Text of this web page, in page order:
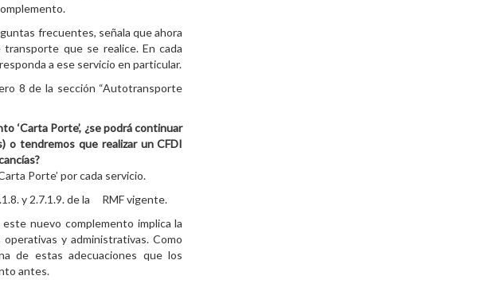
frecuentes, señala que ahora
que se realice. En cada
a ese servicio en particular.
8 de la sección “Autotransporte
‘Carta Porte’, ¿se podrá continuar
o tendremos que realizar un CFDI
Porte’ por cada servicio.
y 2.7.1.9. de la RMF vigente.
nuevo complemento implica la
y administrativas. Como
de estas adecuaciones que los
antes.